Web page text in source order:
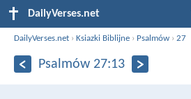
DailyVerses.net
DailyVerses.net ›Ksiazki Biblijne › Psalmów ›27
Psalmów 27:13